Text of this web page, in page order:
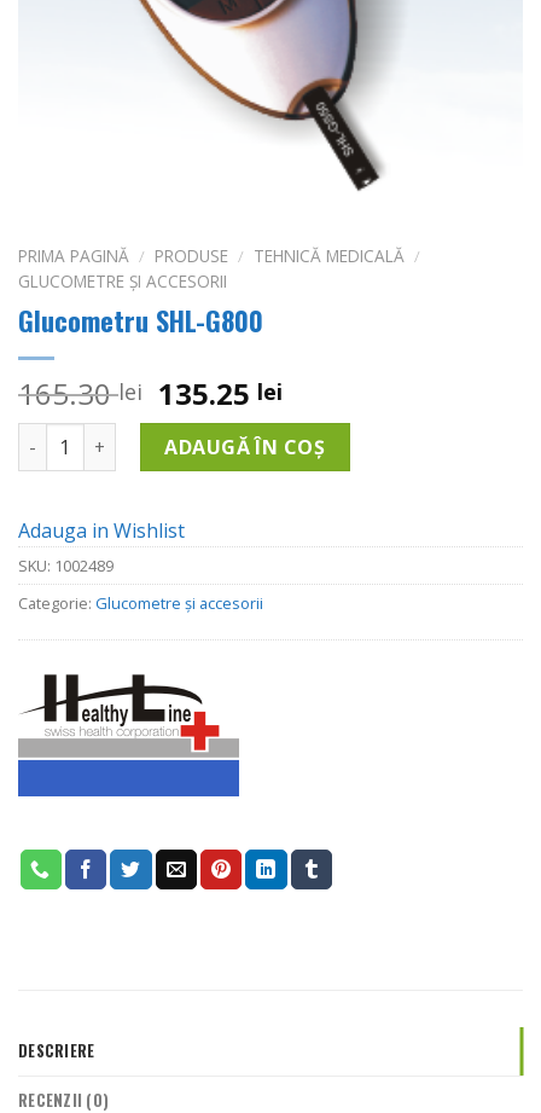
PRIMA PAGINĂ / PRODUSE / TEHNICĂ MEDICALĂ /
GLUCOMETRE ȘI ACCESORII
Glucometru SHL-G800
165.30lei Prețul
inițial
a
fost:
135.25 lei
curent
este:
135.25 lei.
Cantitate Glucometru SHL-G800
ADAUGĂ ÎN COȘ
Adauga in Wishlist
SKU: 1002489
Categorie: Glucometre și accesorii
DESCRIERE
RECENZII (0)